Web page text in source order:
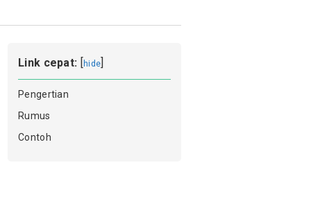
Link cepat: [hide]
Pengertian
Rumus
Contoh